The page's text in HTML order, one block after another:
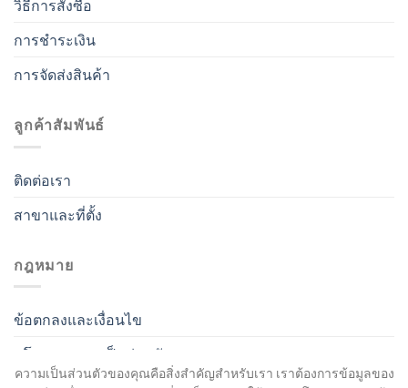
ความเป็นส่วนตัวของคุณคือสิ่งสำคัญสำหรับเรา เราต้องการข้อมูลของ
วิธีการสั่งซื้อ
การชำระเงิน
การจัดส่งสินค้า
ลูกค้าสัมพันธ์
ติดต่อเรา
สาขาและที่ตั้ง
กฎหมาย
ข้อตกลงและเงื่อนไข
นโยบายความเป็นส่วนตัว